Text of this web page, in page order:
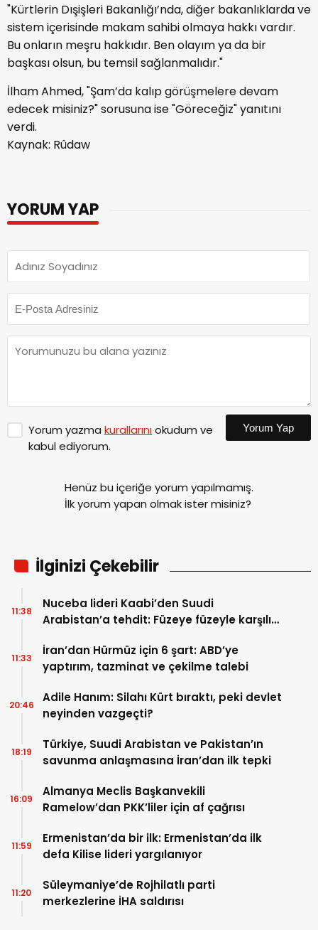
"Kürtlerin Dışişleri Bakanlığı’nda, diğer bakanlıklarda ve
sistem içerisinde makam sahibi olmaya hakkı vardır.
Bu onların meşru hakkıdır. Ben olayım ya da bir
başkası olsun, bu temsil sağlanmalıdır."
İlham Ahmed, "Şam’da kalıp görüşmelere devam
edecek misiniz?" sorusuna ise "Göreceğiz" yanıtını
verdi.
Kaynak: Rûdaw
YORUM YAP
Yorum yazma kurallarınıokudum ve
kabul ediyorum.
Yorum Yap
Henüz bu içeriğe yorum yapılmamış.
İlk yorum yapan olmak ister misiniz?
İlginizi Çekebilir
Nuceba lideri Kaabi’den Suudi
Arabistan’a tehdit: Füzeye füzeyle karşılık
11:38
İran’dan Hürmüz için 6 şart: ABD’ye
yaptırım, tazminat ve çekilme talebi
11:33
Adile Hanım: Silahı Kürt bıraktı, peki devlet
neyinden vazgeçti?
20:46
Türkiye, Suudi Arabistan ve Pakistan’ın
savunma anlaşmasına İran’dan ilk tepki
18:19
Almanya Meclis Başkanvekili
Ramelow’dan PKK’liler için af çağrısı
16:09
Ermenistan’da bir ilk: Ermenistan’da ilk
defa Kilise lideri yargılanıyor
11:59
Süleymaniye’de Rojhilatlı parti
merkezlerine İHA saldırısı
11:20